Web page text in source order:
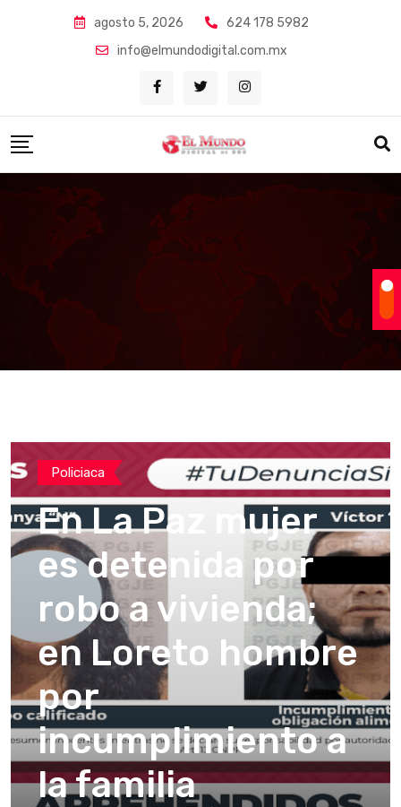
agosto 5, 2026
624 178 5982
info@elmundodigital.com.mx
Policiaca
En La Paz mujer
es detenida por
robo a vivienda;
en Loreto hombre
por
incumplimiento a
la familia